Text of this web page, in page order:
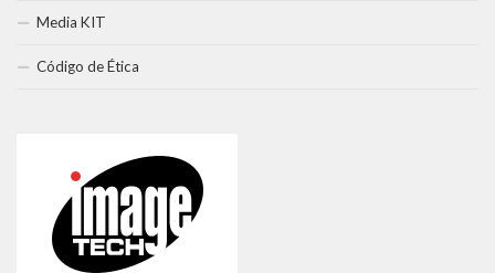
Media KIT
Código de Ética